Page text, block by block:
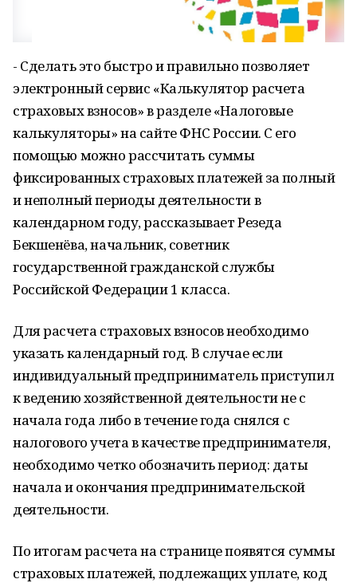
- Сделать это быстро и правильно позволяет
электронный сервис «Калькулятор расчета
страховых взносов» в разделе «Налоговые
калькуляторы» на сайте ФНС России. С его
помощью можно рассчитать суммы
фиксированных страховых платежей за полный
и неполный периоды деятельности в
календарном году, рассказывает Резеда
Бекшенёва, начальник, советник
государственной гражданской службы
Российской Федерации 1 класса.
Для расчета страховых взносов необходимо
указать календарный год. В случае если
индивидуальный предприниматель приступил
к ведению хозяйственной деятельности не с
начала года либо в течение года снялся с
налогового учета в качестве предпринимателя,
необходимо четко обозначить период: даты
начала и окончания предпринимательской
деятельности.
По итогам расчета на странице появятся суммы
страховых платежей, подлежащих уплате, код